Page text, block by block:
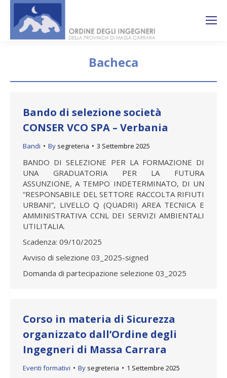
Bacheca
Bando di selezione società
CONSER VCO SPA – Verbania
Bandi By segreteria 3 Settembre 2025
BANDO DI SELEZIONE PER LA FORMAZIONE DI
UNA GRADUATORIA PER LA FUTURA
ASSUNZIONE, A TEMPO INDETERMINATO, DI UN
“RESPONSABILE DEL SETTORE RACCOLTA RIFIUTI
URBANI”, LIVELLO Q (QUADRI) AREA TECNICA E
AMMINISTRATIVA CCNL DEI SERVIZI AMBIENTALI
UTILITALIA.
Scadenza: 09/10/2025
Avviso di selezione 03_2025-signed
Domanda di partecipazione selezione 03_2025
Corso in materia di Sicurezza
organizzato dall’Ordine degli
Ingegneri di Massa Carrara
Eventi formativi By segreteria 1 Settembre 2025